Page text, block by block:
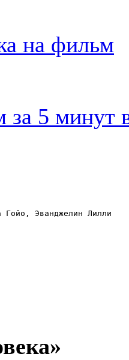
на фильм
за 5 минут